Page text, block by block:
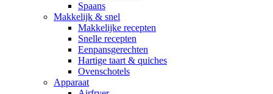
Spaans
Makkelijk & snel
Makkelijke recepten
Snelle recepten
Eenpansgerechten
Hartige taart & quiches
Ovenschotels
Apparaat